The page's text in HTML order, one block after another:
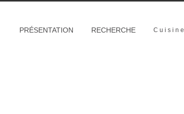
PRÉSENTATION RECHERCHE Cuisine